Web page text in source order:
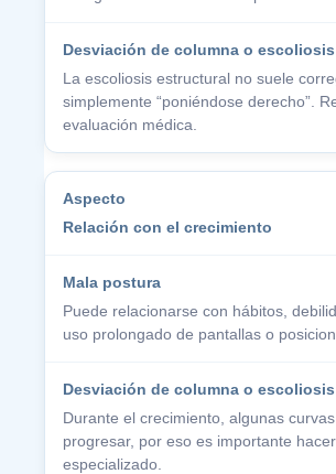
La escoliosis estructural no suele
simplemente “poniéndose derecho”.
evaluación médica.
Relación con el crecimiento
Puede relacionarse con hábitos,
uso prolongado de pantallas o
Durante el crecimiento, algunas
progresar, por eso es importante
especializado.